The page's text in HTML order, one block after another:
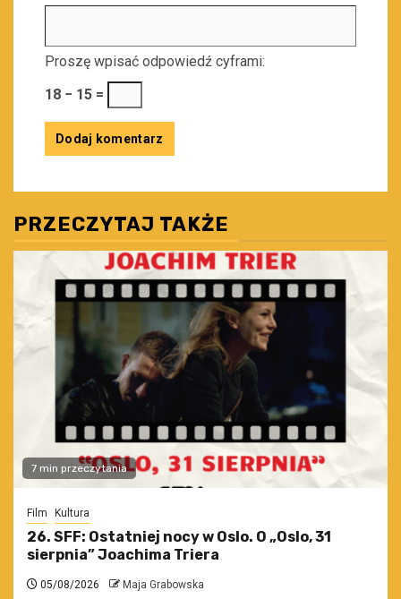
Proszę wpisać odpowiedź cyframi:
18 − 15 =
PRZECZYTAJ TAKŻE
7 min przeczytania
Film Kultura
26. SFF: Ostatniej nocy w Oslo. O „Oslo, 31
sierpnia” Joachima Triera
05/08/2026 Maja Grabowska